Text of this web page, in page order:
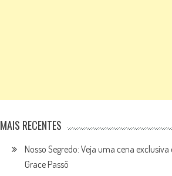
MAIS RECENTES
Nosso Segredo: Veja uma cena
Grace Passô